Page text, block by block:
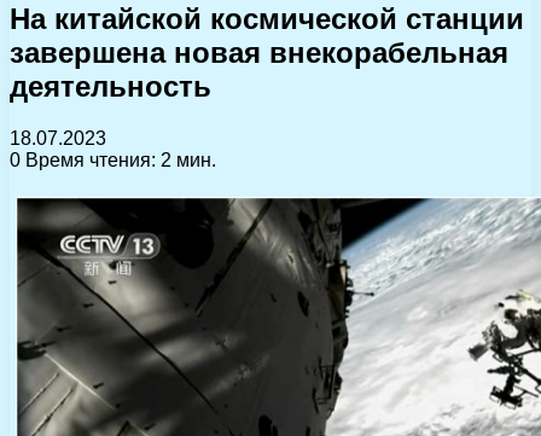
На китайской космической станции
завершена новая внекорабельная
деятельность
18.07.2023
0 Время чтения: 2 мин.